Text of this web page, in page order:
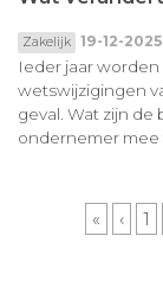
Zakelijk 19-12-2025
Ieder jaar
wetswijzigingen
geval. Wat zijn de
ondernemer mee
« ‹ 1